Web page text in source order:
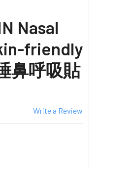
Nasal
friendly
鼻呼吸貼
Write a Review